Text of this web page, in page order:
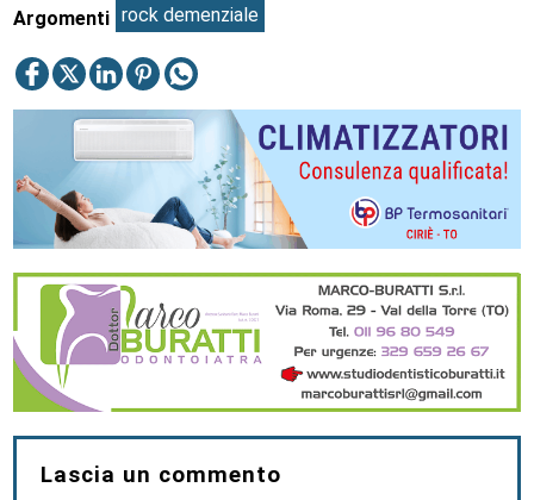
Argomenti rock demenziale
Lascia un commento